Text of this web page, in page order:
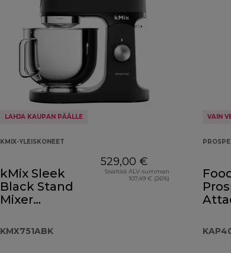
LAHJA KAUPAN PÄÄLLE
KMIX-YLEISKONEET
kMix Sleek
Black Stand
Mixer
KMX751ABK
529,00 €
Sisältää ALV-summan
107,49 € (26%)
VAIN